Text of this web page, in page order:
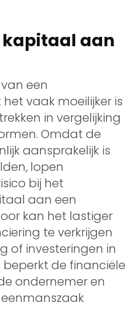
kapitaal aan
een
vaak moeilijker is
in vergelijking
Omdat de
aansprakelijk is
lopen
bij het
aan een
kan het lastiger
te verkrijgen
of investeringen in
de financiële
ondernemer en